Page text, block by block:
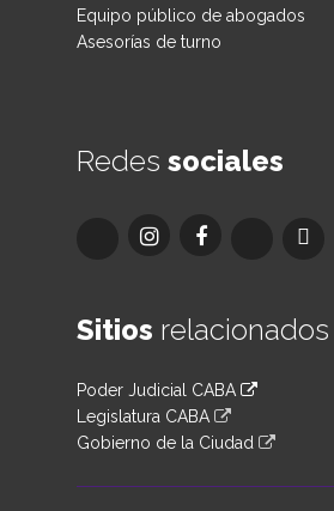
Equipo público de abogados
Asesorías de turno
Redes sociales
Sitios relacionados
Poder Judicial CABA
Legislatura CABA
Gobierno de la Ciudad